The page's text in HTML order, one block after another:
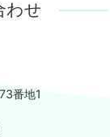
わせ
番地1